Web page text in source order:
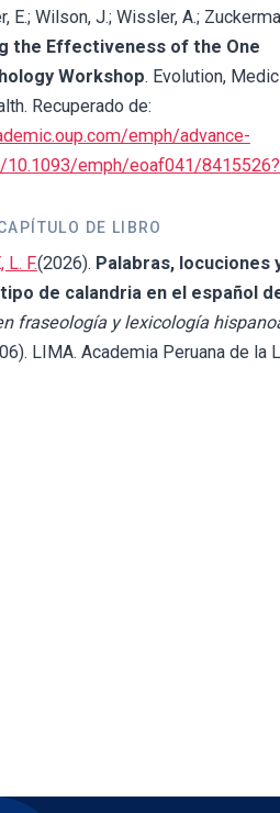
E.; Wilson, J.; Wissler, A.;
the Effectiveness of the One
Workshop. Evolution,
Recuperado de:
emph/advance-
emph/eoaf041/
DE LIBRO
L. F.(2026). Palabras, locuciones
de calandria en el español
fraseología y lexicología
LIMA. Academia Peruana de la